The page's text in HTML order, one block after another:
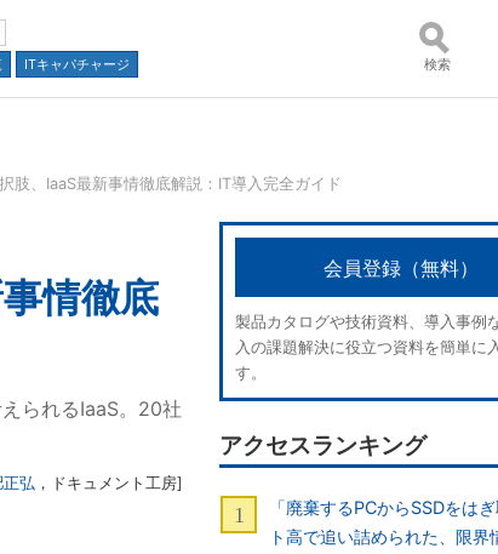
ITキャパチャージ
コンテンツ：
並び順：
検索
肢、IaaS最新事情徹底解説：IT導入完全ガイド
情徹底
られるIaaS。20社
正弘 ， ドキュメント工房]
会員登録（無料）
製品カタログや技術資料、導入事例
入の課題解決に役立つ資料を簡単に
す。
アクセスランキング
「廃棄するPCからSSDをは
ト高で追い詰められた、限界